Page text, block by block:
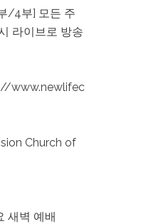
/4부] 모든 주
라이브로 방송
www.newlifec
Church of
새벽 예배